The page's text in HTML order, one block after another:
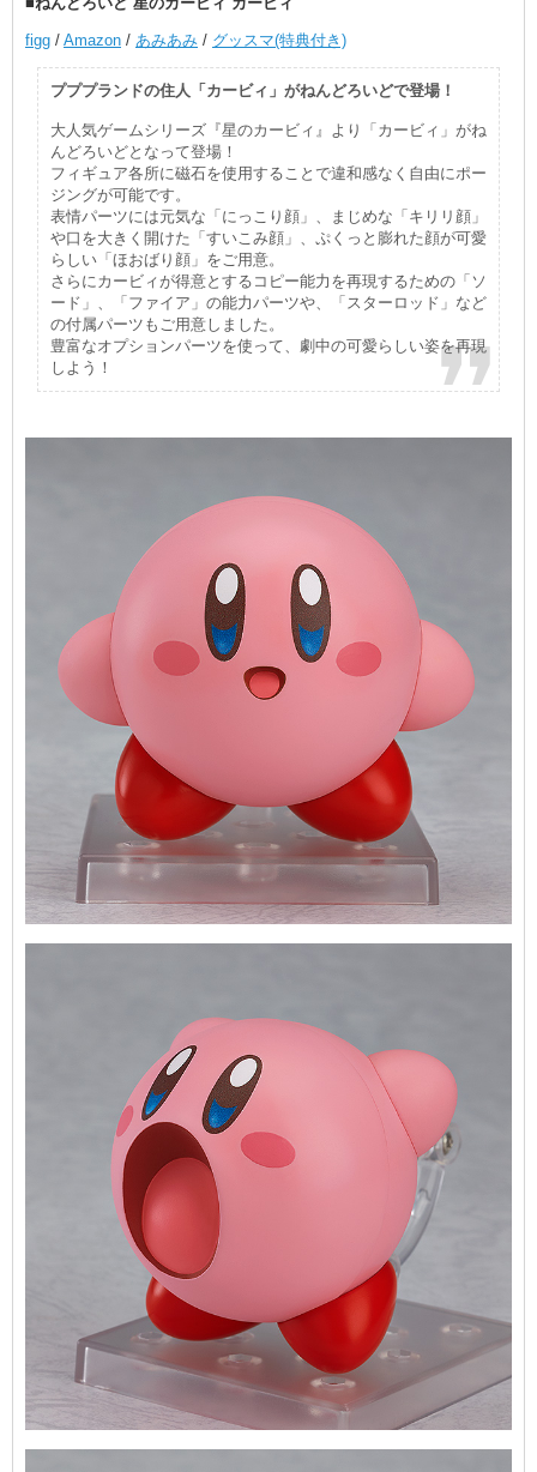
figg / Amazon / あみあみ / グッスマ(特典付き)
プププランドの住人「カービィ」がねんどろいどで登場！
大人気ゲームシリーズ『星のカービィ』より「カービィ」がね
んどろいどとなって登場！
フィギュア各所に磁石を使用することで違和感なく自由にポー
ジングが可能です。
表情パーツには元気な「にっこり顔」、まじめな「キリリ顔」
や口を大きく開けた「すいこみ顔」、ぷくっと膨れた顔が可愛
らしい「ほおばり顔」をご用意。
さらにカービィが得意とするコピー能力を再現するための「ソ
ード」、「ファイア」の能力パーツや、「スターロッド」など
の付属パーツもご用意しました。
豊富なオプションパーツを使って、劇中の可愛らしい姿を再現
しよう！